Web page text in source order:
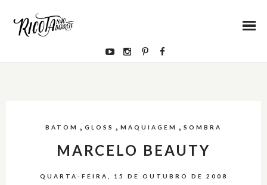
BATOM , GLOSS , MAQUIAGEM , SOMBRA
MARCELO BEAUTY
QUARTA-FEIRA, 15 DE OUTUBRO DE 2008